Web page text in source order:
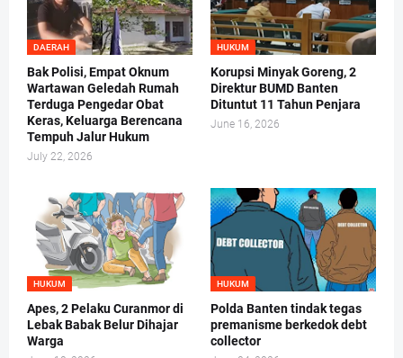
DAERAH
Bak Polisi, Empat Oknum
Wartawan Geledah Rumah
Terduga Pengedar Obat
Keras, Keluarga Berencana
Tempuh Jalur Hukum
July 22, 2026
HUKUM
Korupsi Minyak Goreng, 2
Direktur BUMD Banten
Dituntut 11 Tahun Penjara
June 16, 2026
HUKUM
Apes, 2 Pelaku Curanmor di
Lebak Babak Belur Dihajar
Warga
HUKUM
Polda Banten tindak tegas
premanisme berkedok debt
collector